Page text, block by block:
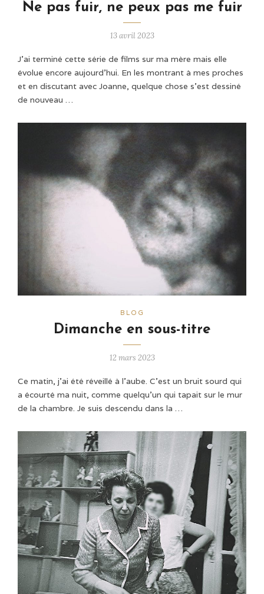
Ne pas fuir, ne peux pas me fuir
13 avril 2023
J'ai terminé cette série de films sur ma mère mais elle
évolue encore aujourd'hui. En les montrant à mes proches
et en discutant avec Joanne, quelque chose s'est dessiné
de nouveau …
BLOG
Dimanche en sous-titre
12 mars 2023
Ce matin, j’ai été réveillé à l’aube. C'est un bruit sourd qui
a écourté ma nuit, comme quelqu’un qui tapait sur le mur
de la chambre. Je suis descendu dans la …